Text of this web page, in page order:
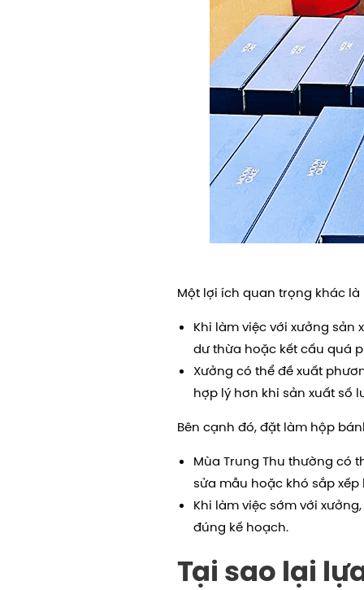
Một lợi ích quan trọng khác là
Khi làm việc với xưởng
dư thừa hoặc kết cấu quá
Xưởng có thể đề xuất
hợp lý hơn khi sản xuất số
Bên cạnh đó, đặt làm hộp
Mùa Trung Thu thường có
sửa mẫu hoặc khó sắp xếp
Khi làm việc sớm với
đúng kế hoạch.
Tại sao lại